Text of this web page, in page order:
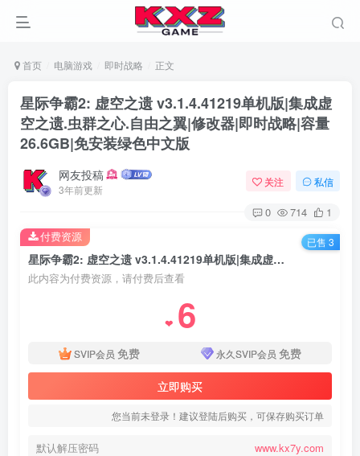
首页 电脑游戏 即时战略 正文
星际争霸2: 虚空之遗 v3.1.4.41219单机版|集成虚
空之遗.虫群之心.自由之翼|修改器|即时战略|容量
26.6GB|免安装绿色中文版
网友投稿
3年前更新
关注 私信
0 714 1
星际争霸2: 虚空之遗 v3.1.4.41219单机版|集成虚空之遗.虫群之心.自由之翼|修改器|即时战略|容量26.6GB|免安装绿色中文版
此内容为付费资源，请付费后查看
❤ 6
SVIP会员 免费 永久SVIP会员 免费
立即购买
您当前未登录！建议登陆后购买，可保存购买订单
默认解压密码 www.kx7y.com
付费资源 已售 3